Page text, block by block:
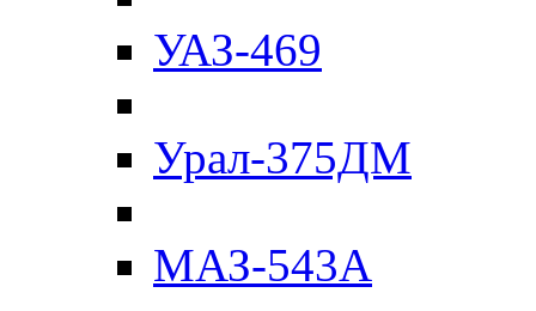
УАЗ-469
Урал-375ДМ
МАЗ-543А